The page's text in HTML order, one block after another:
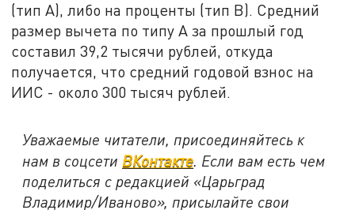
(тип А), либо на проценты (тип В). Средний
размер вычета по типу А за прошлый год
составил 39,2 тысячи рублей, откуда
получается, что средний годовой взнос на
ИИС - около 300 тысяч рублей.
Уважаемые читатели, присоединяйтесь к
нам в соцсети ВКонтакте. Если вам есть чем
поделиться с редакцией «Царьград
Владимир/Иваново», присылайте свои